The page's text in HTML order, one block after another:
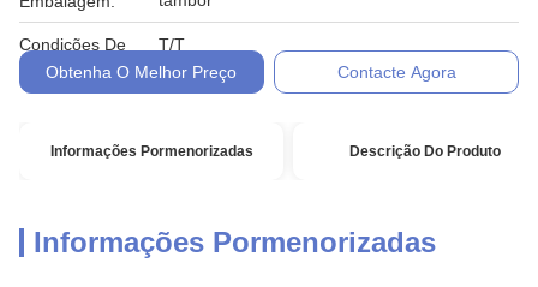
Condições De
Pagamento:
T/T
Obtenha O Melhor Preço
Contacte Agora
Informações Pormenorizadas Descrição Do Produto
Informações Pormenorizadas